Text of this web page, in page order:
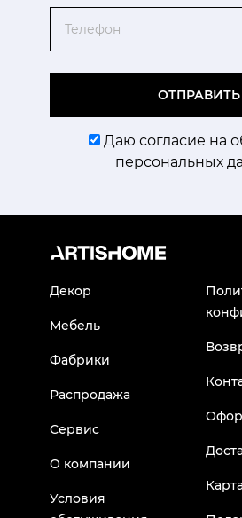
ОТПРАВИТЬ
Даю согласие на
персональных
Декор
Мебель
Фабрики
Распродажа
Сервис
О компании
Условия